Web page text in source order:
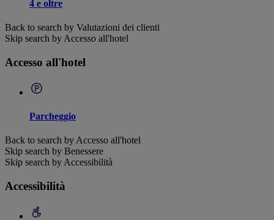
4 e oltre
Back to search by Valutazioni dei clienti
Skip search by Accesso all'hotel
Accesso all'hotel
Parcheggio
Back to search by Accesso all'hotel
Skip search by Benessere
Skip search by Accessibilità
Accessibilità